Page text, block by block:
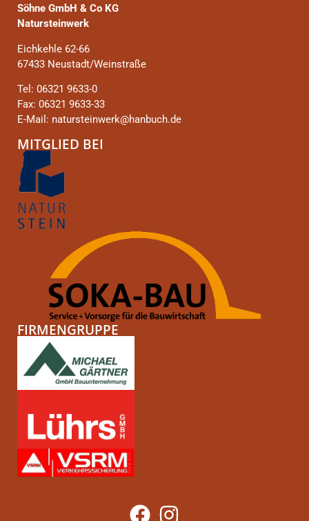
Söhne GmbH & Co KG
Natursteinwerk
Eichkehle 62-66
67433 Neustadt/Weinstraße
Tel: 06321 9633-0
Fax: 06321 9633-33
E-Mail: natursteinwerk@hanbuch.de
MITGLIED BEI
FIRMENGRUPPE